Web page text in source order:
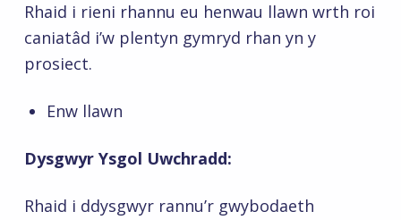
Rhaid i rieni rhannu eu henwau llawn wrth roi
caniatâd i’w plentyn gymryd rhan yn y
prosiect.
Enw llawn
Dysgwyr Ysgol Uwchradd:
Rhaid i ddysgwyr rannu’r gwybodaeth